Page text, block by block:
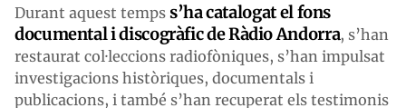
Durant aquest temps s’ha catalogat el fons
documental i discogràfic de Ràdio Andorra, s’han
restaurat col·leccions radiofòniques, s’han impulsat
investigacions històriques, documentals i
publicacions, i també s’han recuperat els testimonis